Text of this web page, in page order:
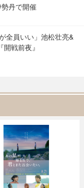
丹で開催
全員いい」池松壮亮&
戦前夜』